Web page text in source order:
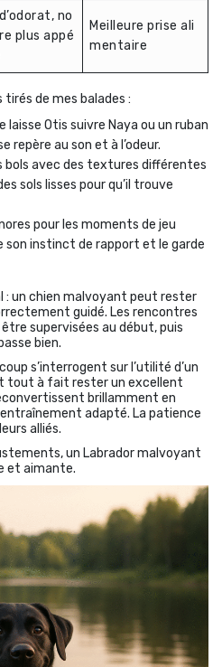
no
plus appé
Meilleure prise ali
mentaire
de mes balades :
laisse Otis suivre Naya ou un ruban
repère au son et à l’odeur.
bols avec des textures différentes
sols lisses pour qu’il trouve
pour les moments de jeu
instinct de rapport et le garde
: un chien malvoyant peut rester
guidé. Les rencontres
supervisées au début, puis
bien.
s’interrogent sur l’utilité d’un
tout à fait rester un excellent
brillamment en
adapté. La patience
alliés.
un Labrador malvoyant
et aimante.